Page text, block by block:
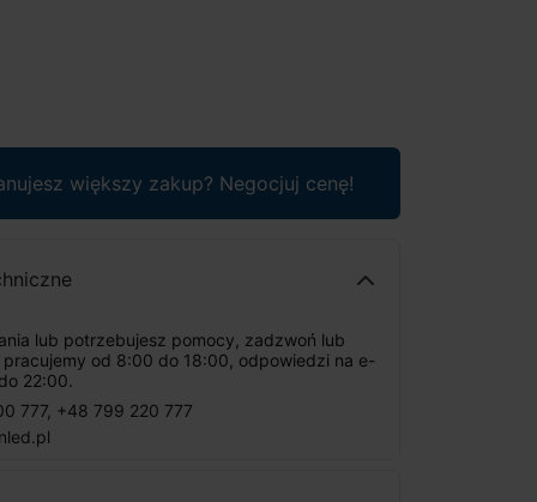
większy zakup? Negocjuj cenę!
lub potrzebujesz pomocy, zadzwoń lub
pracujemy od 8:00 do 18:00, odpowiedzi na e-
22:00.
777, +48 799 220 777